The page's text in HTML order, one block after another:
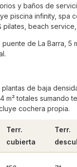
y baños de
piscina infinity, spa
beach
de La Barra, 5
de baja
m² totales sumando
cochera propia.
Terr.
cubierta
Terr.